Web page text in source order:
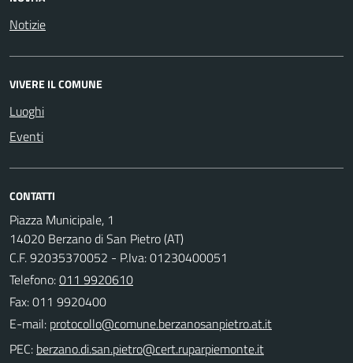
Notizie
VIVERE IL COMUNE
Luoghi
Eventi
CONTATTI
Piazza Municipale, 1
14020 Berzano di San Pietro (AT)
C.F. 92035370052 - P.Iva: 01230400051
Telefono:011 9920610
Fax: 011 9920400
E-mail:
PEC: